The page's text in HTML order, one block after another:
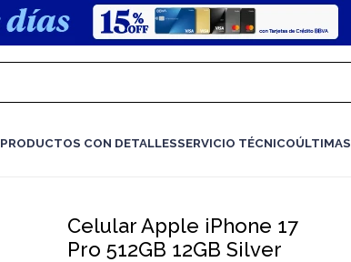
PRODUCTOS CON DETALLESSERVICIO TÉCNICO
Celular Apple iPhone 17
Pro 512GB 12GB Silver